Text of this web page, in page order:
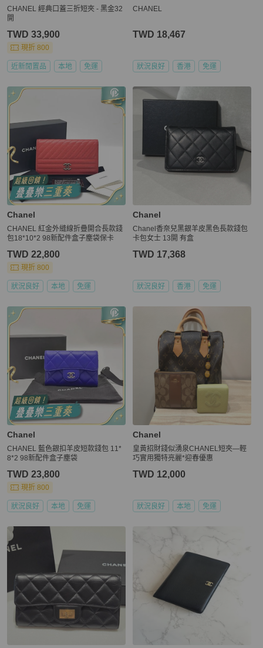
CHANEL 經典口蓋三折短夾 - 黑金32
開
TWD 33,900
現折 800
近新閒置品 本地 免運
CHANEL
TWD 18,467
狀況良好 香港 免運
Chanel
CHANEL 紅金外縫線折疊開合長款錢
包18*10*2 98新配件盒子塵袋保卡
TWD 22,800
現折 800
狀況良好 本地 免運
Chanel
Chanel香奈兒黑銀羊皮黑色長款錢包
卡包女士 13開 有盒
TWD 17,368
狀況良好 香港 免運
Chanel
️CHANEL 藍色銀扣羊皮短款錢包 11*
8*2 98新配件盒子塵袋
TWD 23,800
現折 800
狀況良好 本地 免運
Chanel
皇黃招財錢似湧泉CHANEL短夾—輕
巧實用獨特亮麗*迎春優惠
TWD 12,000
狀況良好 本地 免運